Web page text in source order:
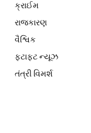
ક્રાઈમ
રાજકારણ
વૈશ્વિક
ફટાફટ ન્યૂઝ
તંત્રી વિમર્શ